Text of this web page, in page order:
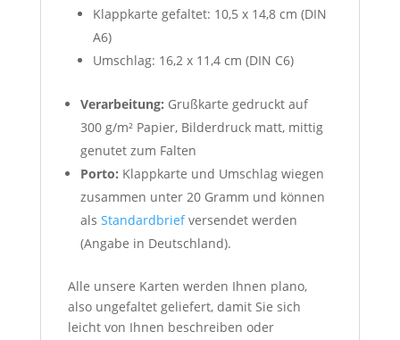
Klappkarte gefaltet: 10,5 x 14,8 cm (DIN
A6)
Umschlag: 16,2 x 11,4 cm (DIN C6)
Verarbeitung: Grußkarte gedruckt auf
300 g/m² Papier, Bilderdruck matt, mittig
genutet zum Falten
Porto: Klappkarte und Umschlag wiegen
zusammen unter 20 Gramm und können
als Standardbriefversendet werden
(Angabe in Deutschland).
Alle unsere Karten werden Ihnen plano,
also ungefaltet geliefert, damit Sie sich
leicht von Ihnen beschreiben oder